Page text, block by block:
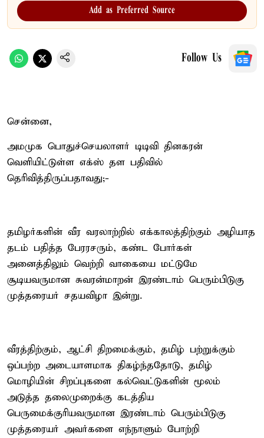
Add as Preferred Source
Follow Us
சென்னை,
அமமுக பொதுச்செயலாளர் டிடிவி தினகரன்
வெளியிட்டுள்ள எக்ஸ் தள பதிவில்
தெரிவித்திருப்பதாவது;-
தமிழர்களின் வீர வரலாற்றில் எக்காலத்திற்கும் அழியாத
தடம் பதித்த பேரரசரும், கண்ட போர்கள்
அனைத்திலும் வெற்றி வாகையை மட்டுமே
சூடியவருமான சுவரன்மாறன் இரண்டாம் பெரும்பிடுகு
முத்தரையர் சதயவிழா இன்று.
வீரத்திற்கும், ஆட்சி திறமைக்கும், தமிழ் பற்றுக்கும்
ஒப்பற்ற அடையாளமாக திகழ்ந்ததோடு, தமிழ்
மொழியின் சிறப்புகளை கல்வெட்டுகளின் மூலம்
அடுத்த தலைமுறைக்கு கடத்திய
பெருமைக்குரியவருமான இரண்டாம் பெரும்பிடுகு
முத்தரையர் அவர்களை எந்நாளும் போற்றி